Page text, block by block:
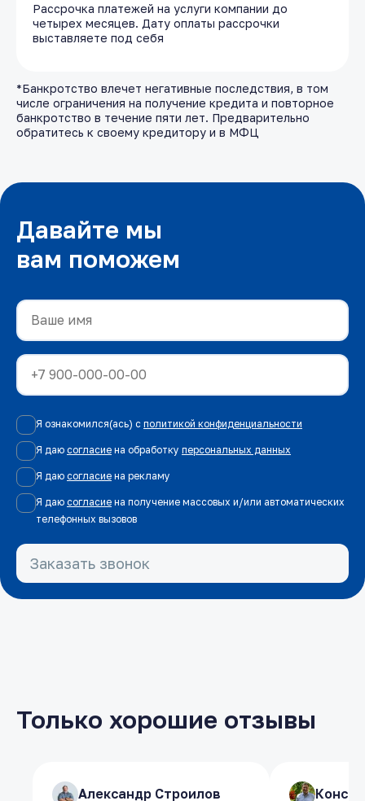
Рассрочка платежей на услуги компании до
четырех месяцев. Дату оплаты рассрочки
выставляете под себя
*Банкротство влечет негативные последствия, в том
числе ограничения на получение кредита и повторное
банкротство в течение пяти лет. Предварительно
обратитесь к своему кредитору и в МФЦ
Давайте мы
вам поможем
Я ознакомился(ась) с политикой конфиденциальности
Я даю согласие на обработку персональных данных
Я даю согласие на рекламу
Я даю согласие на получение массовых и/или автоматических
телефонных вызовов
Заказать звонок
Только хорошие отзывы
​Александр Строилов
​Александр Строилов